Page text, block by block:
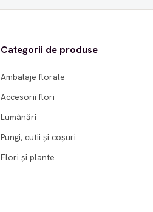
Categorii de produse
Ambalaje florale
Accesorii flori
Lumânări
Pungi, cutii și coșuri
Flori și plante